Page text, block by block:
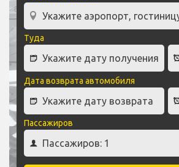
Туда
Дата возврата автомобиля
Пассажиров